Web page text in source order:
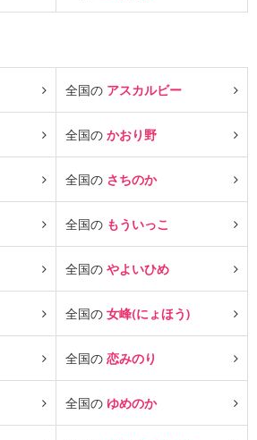
全国の アスカルビー
全国の かおり野
全国の さちのか
全国の もういっこ
全国の やよいひめ
全国の 女峰(にょほう)
全国の 恋みのり
全国の ゆめのか